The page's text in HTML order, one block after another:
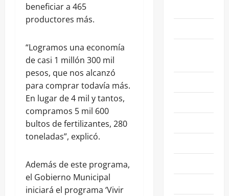
beneficiar a 465
productores más.
“Logramos una economía
de casi 1 millón 300 mil
pesos, que nos alcanzó
para comprar todavía más.
En lugar de 4 mil y tantos,
compramos 5 mil 600
bultos de fertilizantes, 280
toneladas”, explicó.
Además de este programa,
el Gobierno Municipal
iniciará el programa ‘Vivir